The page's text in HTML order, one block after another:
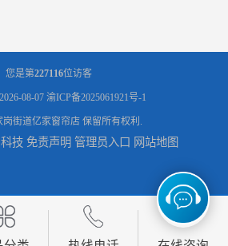
您是第227116位访客
08-07 渝ICP备2025061921号-1
岗街道亿家窗帘店 保留所有权利.
技 免责声明 管理员入口 网站地图